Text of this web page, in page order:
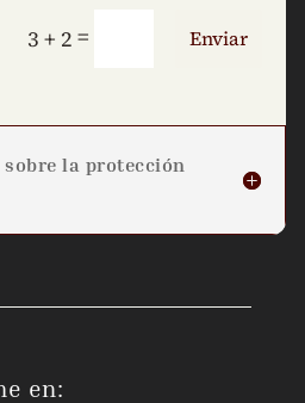
3 + 2 = Enviar
la protección
en: